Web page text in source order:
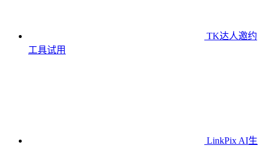
TK达人邀约
工具试用
LinkPix AI生